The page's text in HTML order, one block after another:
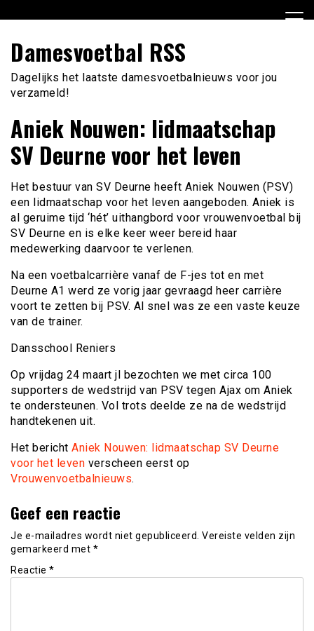
naar
inhoud
Damesvoetbal RSS
Dagelijks het laatste damesvoetbalnieuws voor jou
verzameld!
Aniek Nouwen: lidmaatschap
SV Deurne voor het leven
Het bestuur van SV Deurne heeft Aniek Nouwen (PSV)
een lidmaatschap voor het leven aangeboden. Aniek is
al geruime tijd ‘hét’ uithangbord voor vrouwenvoetbal bij
SV Deurne en is elke keer weer bereid haar
medewerking daarvoor te verlenen.
Na een voetbalcarrière vanaf de F-jes tot en met
Deurne A1 werd ze vorig jaar gevraagd heer carrière
voort te zetten bij PSV. Al snel was ze een vaste keuze
van de trainer.
Dansschool Reniers
Op vrijdag 24 maart jl bezochten we met circa 100
supporters de wedstrijd van PSV tegen Ajax om Aniek
te ondersteunen. Vol trots deelde ze na de wedstrijd
handtekenen uit.
Het bericht Aniek Nouwen: lidmaatschap SV Deurne
voor het leven verscheen eerst op
Vrouwenvoetbalnieuws.
Geef een reactie
Je e-mailadres wordt niet gepubliceerd. Vereiste velden zijn
gemarkeerd met *
Reactie *